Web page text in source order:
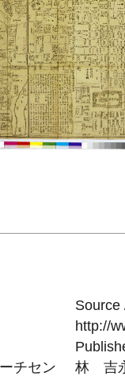
チセン
Source
http://
林 吉